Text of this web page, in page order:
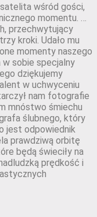
wśród gości,
momentu. …
przechwytujący
kroki. Udało mu
momenty naszego
sobie specjalny
dziękujemy
w uchwyceniu
nam fotografie
mnóstwo śmiechu
ślubnego, który
jest odpowiednik
prawdziwą orbitę
będą świeciły na
prędkość i